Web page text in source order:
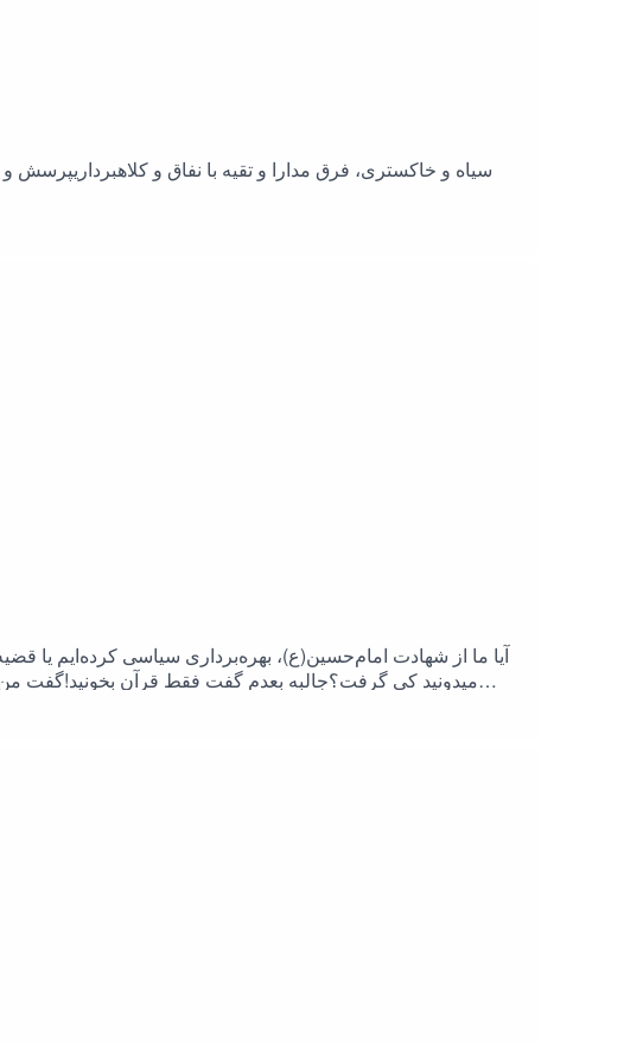
سیاه و خاکستری، فرق مدارا و تقیه با نفاق و کلاهبرداریپرسش
آیا ما از شهادت امام‌حسین(ع)، بهره‌برداری سیاسی کرده‌ایم
میدونید کی گرفت؟جالبه بعدم گفت فقط قرآن بخونید!گفت من
آمریکا و اسرائیل و شاه هیچی نگو !امام هم گفت من غیر از این